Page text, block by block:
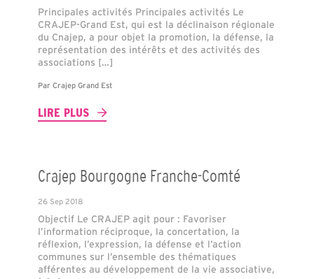
Principales activités Principales activités Le
CRAJEP-Grand Est, qui est la déclinaison régionale
du Cnajep, a pour objet la promotion, la défense, la
représentation des intérêts et des activités des
associations […]
Par Crajep Grand Est
LIRE PLUS
Crajep Bourgogne Franche-Comté
26 Sep 2018
Objectif Le CRAJEP agit pour : Favoriser
l’information réciproque, la concertation, la
réflexion, l’expression, la défense et l’action
communes sur l’ensemble des thématiques
afférentes au développement de la vie associative,